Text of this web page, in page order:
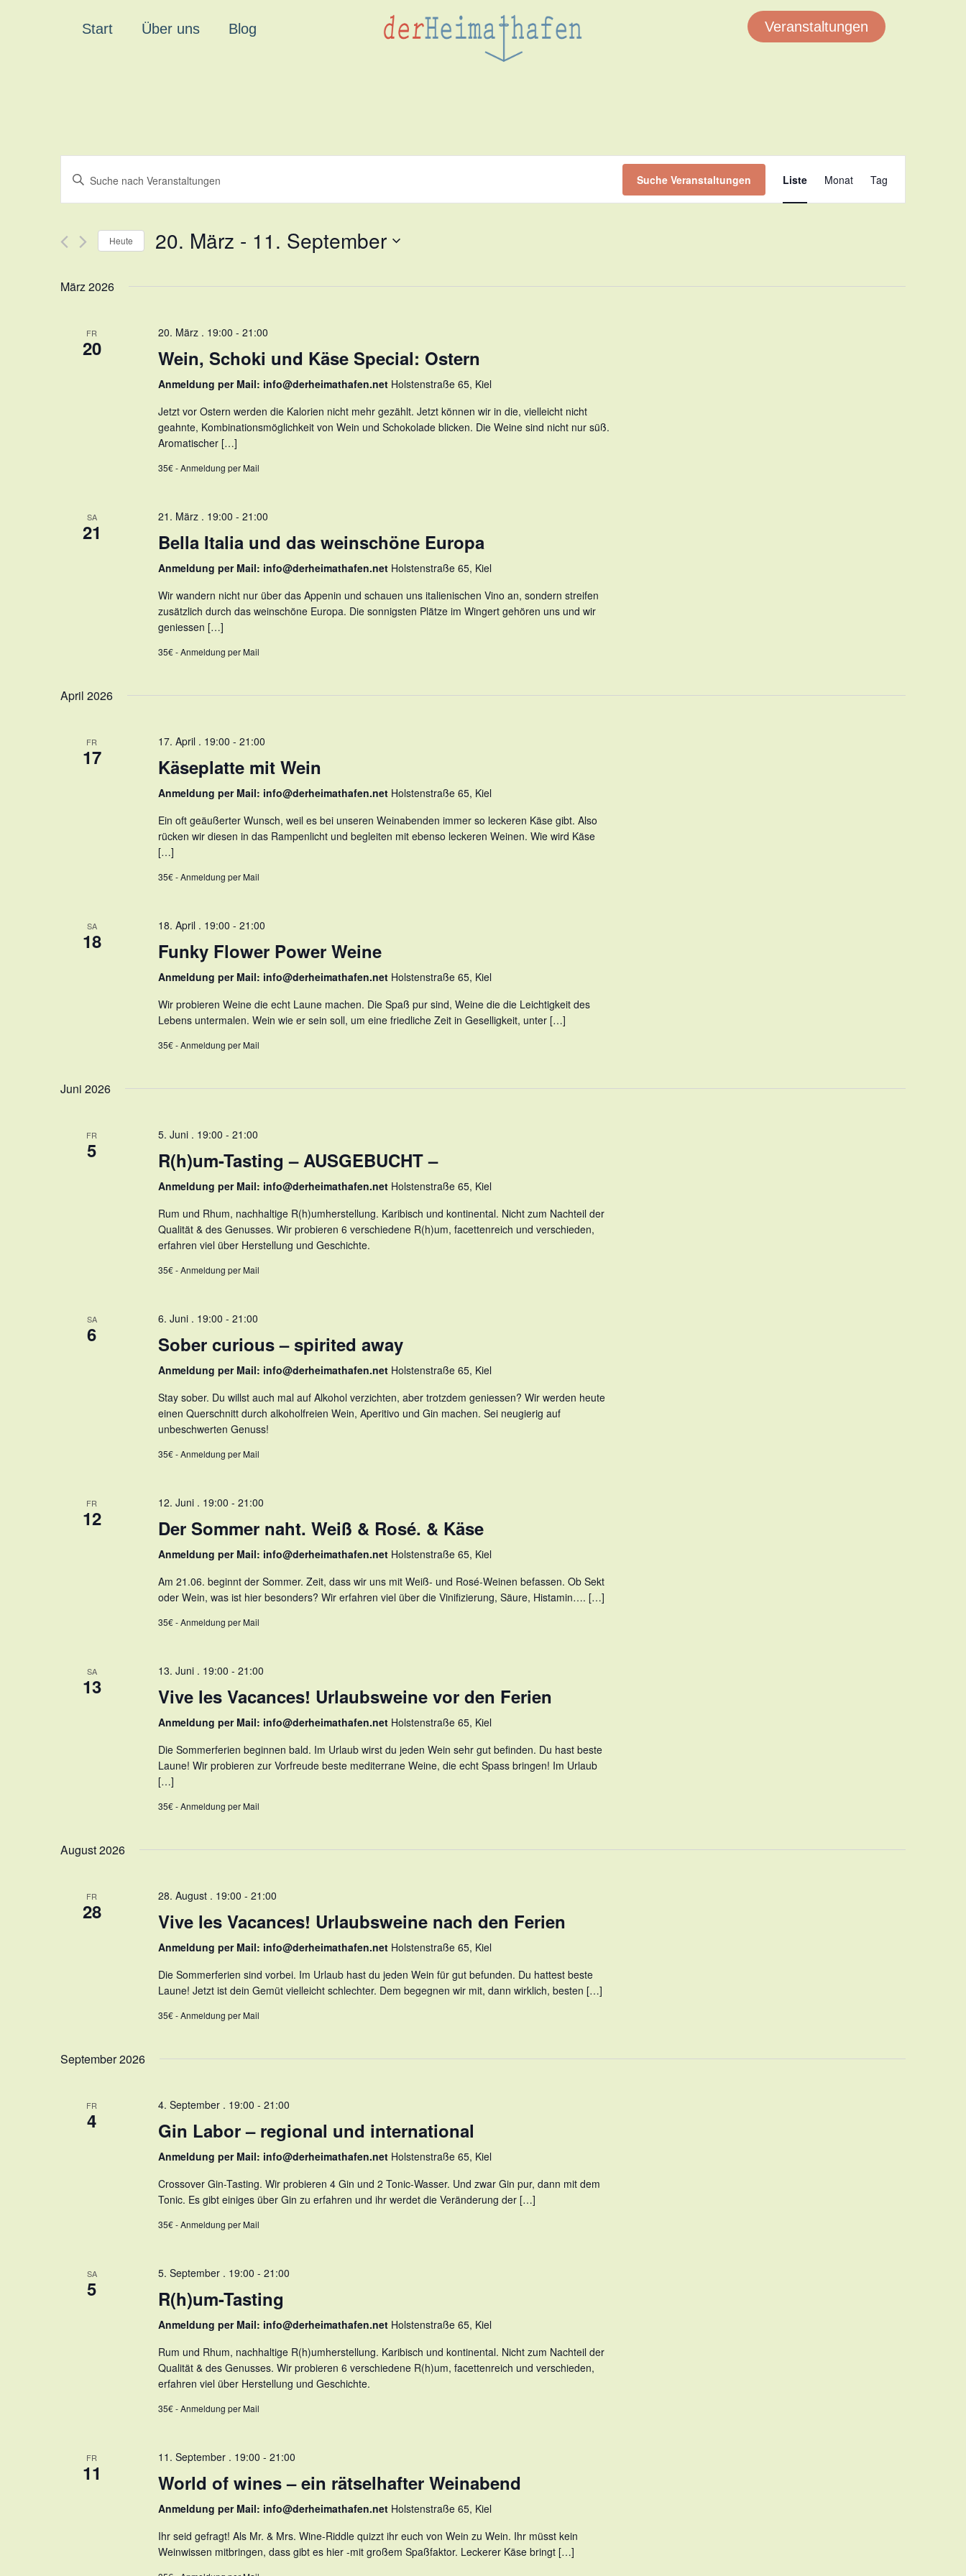
Start Über uns Blog Veranstaltungen
Veranstaltungen
Suche
und
Ansichten,
Navigation
Bitte
Schlüsselwort
Suche
nach
Schlüsselwort.
Suche Veranstaltungen
Ansichten-
Liste Monat Tag
Heute 20. März - 11. September
wählen.
März 2026
FR
20
20. März . 19:00 - 21:00
Wein, Schoki und Käse Special: Ostern
Anmeldung per Mail: info@derheimathafen.net Holstenstraße 65, Kiel
Jetzt vor Ostern werden die Kalorien nicht mehr gezählt. Jetzt können wir in die, vielleicht nicht
geahnte, Kombinationsmöglichkeit von Wein und Schokolade blicken. Die Weine sind nicht nur süß.
Aromatischer […]
35€ - Anmeldung per Mail
SA
21
21. März . 19:00 - 21:00
Bella Italia und das weinschöne Europa
Anmeldung per Mail: info@derheimathafen.net Holstenstraße 65, Kiel
Wir wandern nicht nur über das Appenin und schauen uns italienischen Vino an, sondern streifen
zusätzlich durch das weinschöne Europa. Die sonnigsten Plätze im Wingert gehören uns und wir
geniessen […]
35€ - Anmeldung per Mail
April 2026
FR
17
17. April . 19:00 - 21:00
Käseplatte mit Wein
Anmeldung per Mail: info@derheimathafen.net Holstenstraße 65, Kiel
Ein oft geäußerter Wunsch, weil es bei unseren Weinabenden immer so leckeren Käse gibt. Also
rücken wir diesen in das Rampenlicht und begleiten mit ebenso leckeren Weinen. Wie wird Käse
[…]
35€ - Anmeldung per Mail
SA
18
18. April . 19:00 - 21:00
Funky Flower Power Weine
Anmeldung per Mail: info@derheimathafen.net Holstenstraße 65, Kiel
Wir probieren Weine die echt Laune machen. Die Spaß pur sind, Weine die die Leichtigkeit des
Lebens untermalen. Wein wie er sein soll, um eine friedliche Zeit in Geselligkeit, unter […]
35€ - Anmeldung per Mail
Juni 2026
FR
5
5. Juni . 19:00 - 21:00
R(h)um-Tasting – AUSGEBUCHT –
Anmeldung per Mail: info@derheimathafen.net Holstenstraße 65, Kiel
Rum und Rhum, nachhaltige R(h)umherstellung. Karibisch und kontinental. Nicht zum Nachteil der
Qualität & des Genusses. Wir probieren 6 verschiedene R(h)um, facettenreich und verschieden,
erfahren viel über Herstellung und Geschichte.
35€ - Anmeldung per Mail
SA
6
6. Juni . 19:00 - 21:00
Sober curious – spirited away
Anmeldung per Mail: info@derheimathafen.net Holstenstraße 65, Kiel
Stay sober. Du willst auch mal auf Alkohol verzichten, aber trotzdem geniessen? Wir werden heute
einen Querschnitt durch alkoholfreien Wein, Aperitivo und Gin machen. Sei neugierig auf
unbeschwerten Genuss!
35€ - Anmeldung per Mail
FR
12
12. Juni . 19:00 - 21:00
Der Sommer naht. Weiß & Rosé. & Käse
Anmeldung per Mail: info@derheimathafen.net Holstenstraße 65, Kiel
Am 21.06. beginnt der Sommer. Zeit, dass wir uns mit Weiß- und Rosé-Weinen befassen. Ob Sekt
oder Wein, was ist hier besonders? Wir erfahren viel über die Vinifizierung, Säure, Histamin…. […]
35€ - Anmeldung per Mail
SA
13
13. Juni . 19:00 - 21:00
Vive les Vacances! Urlaubsweine vor den Ferien
Anmeldung per Mail: info@derheimathafen.net Holstenstraße 65, Kiel
Die Sommerferien beginnen bald. Im Urlaub wirst du jeden Wein sehr gut befinden. Du hast beste
Laune! Wir probieren zur Vorfreude beste mediterrane Weine, die echt Spass bringen! Im Urlaub
[…]
35€ - Anmeldung per Mail
August 2026
FR
28
28. August . 19:00 - 21:00
Vive les Vacances! Urlaubsweine nach den Ferien
Anmeldung per Mail: info@derheimathafen.net Holstenstraße 65, Kiel
Die Sommerferien sind vorbei. Im Urlaub hast du jeden Wein für gut befunden. Du hattest beste
Laune! Jetzt ist dein Gemüt vielleicht schlechter. Dem begegnen wir mit, dann wirklich, besten […]
35€ - Anmeldung per Mail
September 2026
FR
4
4. September . 19:00 - 21:00
Gin Labor – regional und international
Anmeldung per Mail: info@derheimathafen.net Holstenstraße 65, Kiel
Crossover Gin-Tasting. Wir probieren 4 Gin und 2 Tonic-Wasser. Und zwar Gin pur, dann mit dem
Tonic. Es gibt einiges über Gin zu erfahren und ihr werdet die Veränderung der […]
35€ - Anmeldung per Mail
SA
5
5. September . 19:00 - 21:00
R(h)um-Tasting
Anmeldung per Mail: info@derheimathafen.net Holstenstraße 65, Kiel
Rum und Rhum, nachhaltige R(h)umherstellung. Karibisch und kontinental. Nicht zum Nachteil der
Qualität & des Genusses. Wir probieren 6 verschiedene R(h)um, facettenreich und verschieden,
erfahren viel über Herstellung und Geschichte.
35€ - Anmeldung per Mail
FR
11
11. September . 19:00 - 21:00
World of wines – ein rätselhafter Weinabend
Anmeldung per Mail: info@derheimathafen.net Holstenstraße 65, Kiel
Ihr seid gefragt! Als Mr. & Mrs. Wine-Riddle quizzt ihr euch von Wein zu Wein. Ihr müsst kein
Weinwissen mitbringen, dass gibt es hier -mit großem Spaßfaktor. Leckerer Käse bringt […]